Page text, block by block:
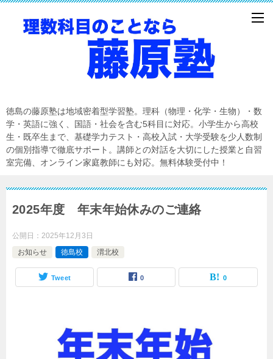
徳島の藤原塾は地域密着型学習塾。理科（物理・化学・生物）・数
学・英語に強く、国語・社会を含む5科目に対応。小学生から高校
生・既卒生まで、基礎学力テスト・高校入試・大学受験を少人数制
の個別指導で徹底サポート。講師との対話を大切にした授業と自習
室完備、オンライン家庭教師にも対応。無料体験受付中！
2025年度 年末年始休みのご連絡
公開日： 2025年12月3日
お知らせ
徳島校 渭北校
Tweet 0 0